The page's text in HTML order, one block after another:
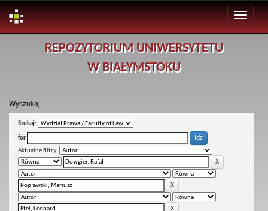
REPOZYTORIUM UNIWERSYTETU
W BIAŁYMSTOKU
Wyszukaj
Szukaj:
for
Aktualne filtry: